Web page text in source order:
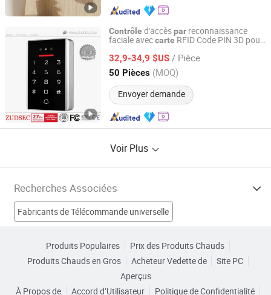
Contrôle d'accèspar reconnaissance
faciale aveccarte RFID Code PIN 3D pour
32,9-34,9 $US / Pièce
50 Pièces (MOQ)
Envoyer demande
Zuden Technology (HK) Co., Limited
Guangdong, China Depuis 2006
Voir Plus
Recherches Associées
Fabricants de Télécommande universelle
Fabricants de Contrôle de foule
Produits Populaires
Prix des Produits Chauds
Produits Chauds en Gros
Acheteur Vedette de
Site PC
Aperçus
À Propos de
Accord d’Utilisateur Politique de Confidentialité